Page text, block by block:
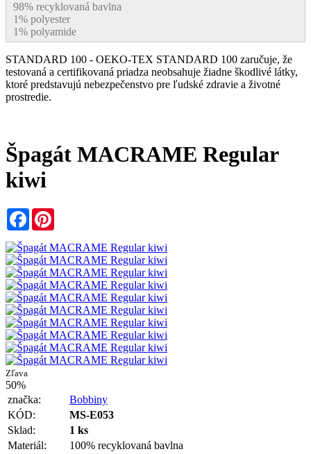
98% recyklovaná bavlna
1% polyester
1% polyamide
STANDARD 100 - OEKO-TEX STANDARD 100 zaručuje, že
testovaná a certifikovaná priadza neobsahuje žiadne škodlivé látky,
ktoré predstavujú nebezpečenstvo pre ľudské zdravie a životné
prostredie.
Špagát MACRAME Regular
kiwi
Facebook
Zľava
50%
značka:
Bobbiny
KÓD:
MS-E053
Sklad:
1 ks
Materiál:
100% recyklovaná bavlna